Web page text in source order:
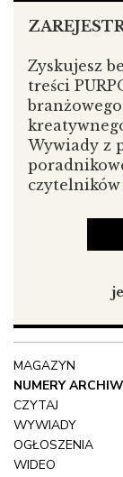
Ostatnio
Zyskujesz
treści
Wywiady z
czytelników
MAGAZYN
NUMERY
CZYTAJ
WYWIADY
OGŁOSZENIA
WIDEO